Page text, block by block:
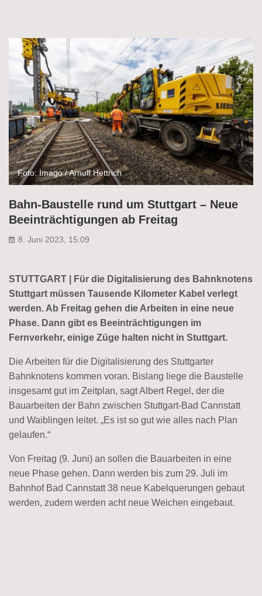
Foto: Imago / Arnulf Hettrich
Bahn-Baustelle rund um Stuttgart – Neue
Beeinträchtigungen ab Freitag
8. Juni 2023, 15:09
STUTTGART | Für die Digitalisierung des Bahnknotens
Stuttgart müssen Tausende Kilometer Kabel verlegt
werden. Ab Freitag gehen die Arbeiten in eine neue
Phase. Dann gibt es Beeinträchtigungen im
Fernverkehr, einige Züge halten nicht in Stuttgart.
Die Arbeiten für die Digitalisierung des Stuttgarter
Bahnknotens kommen voran. Bislang liege die Baustelle
insgesamt gut im Zeitplan, sagt Albert Regel, der die
Bauarbeiten der Bahn zwischen Stuttgart-Bad Cannstatt
und Waiblingen leitet. „Es ist so gut wie alles nach Plan
gelaufen.“
Von Freitag (9. Juni) an sollen die Bauarbeiten in eine
neue Phase gehen. Dann werden bis zum 29. Juli im
Bahnhof Bad Cannstatt 38 neue Kabelquerungen gebaut
werden, zudem werden acht neue Weichen eingebaut.